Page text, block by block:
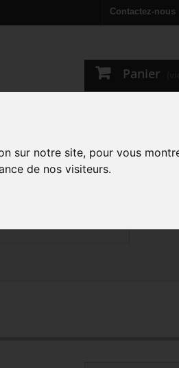
sur notre site, pour vous
de nos visiteurs.
Contactez-nous
Panier